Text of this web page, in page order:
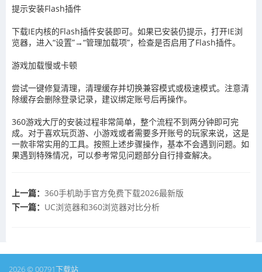
提示安装Flash插件
下载IE内核的Flash插件安装即可。如果已安装仍提示，打开IE浏
览器，进入“设置”→“管理加载项”，检查是否启用了Flash插件。
游戏加载慢或卡顿
尝试一键修复清理，清理缓存并切换兼容模式或极速模式。注意清
除缓存会删除登录记录，建议绑定账号后再操作。
360游戏大厅的安装过程非常简单，整个流程不到两分钟即可完
成。对于喜欢玩页游、小游戏或者需要多开账号的玩家来说，这是
一款非常实用的工具。按照上述步骤操作，基本不会遇到问题。如
果遇到特殊情况，可以参考常见问题部分自行排查解决。
上一篇： 360手机助手官方免费下载2026最新版
下一篇： UC浏览器和360浏览器对比分析
2026 © 00791下载站